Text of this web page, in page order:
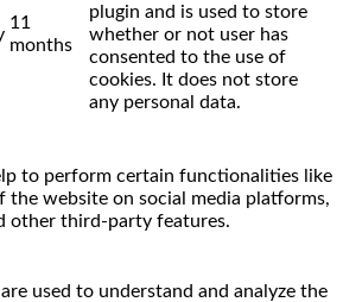
11
months
plugin and is used to store
whether or not user has
consented to the use of
cookies. It does not store
any personal data.
to perform certain functionalities like
the website on social media platforms,
other third-party features.
used to understand and analyze the